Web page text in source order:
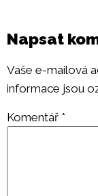
Napsat
Vaše e-mailová
informace jsou
Komentář *